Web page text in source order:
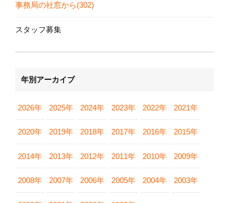
事務局の社窓から(302)
スタッフ募集
年別アーカイブ
2026年 2025年 2024年 2023年 2022年 2021年
2020年 2019年 2018年 2017年 2016年 2015年
2014年 2013年 2012年 2011年 2010年 2009年
2008年 2007年 2006年 2005年 2004年 2003年